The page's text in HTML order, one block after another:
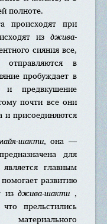
полноте.
происходят при
из джива-
сияния все,
в
пробуждает в
и предвкушение
почти все они
и присоединяются
шакти, она —
для
главным
развитию
изджива-шакти,
прельстились